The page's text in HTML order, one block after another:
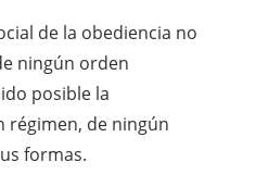
de la obediencia no
ningún orden
posible la
régimen, de ningún
formas.